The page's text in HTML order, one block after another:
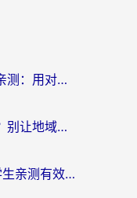
在国外怎么听酷我？留学生亲测：用对加速器就能畅听国内音乐听书
在国外如何看国内的电视剧？别让地域限制成为追剧路上的绊脚石
在国外如何看B站视频？留学生亲测有效的回国加速器选择指南